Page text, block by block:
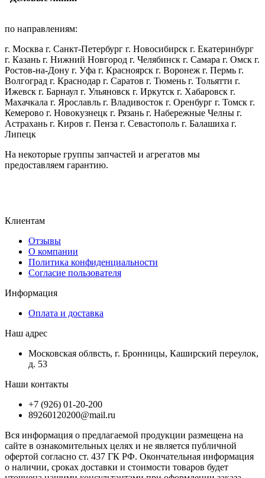
по направлениям:
г. Москва г. Санкт-Петербург г. Новосибирск г. Екатеринбург
г. Казань г. Нижний Новгород г. Челябинск г. Самара г. Омск г.
Ростов-на-Дону г. Уфа г. Красноярск г. Воронеж г. Пермь г.
Волгоград г. Краснодар г. Саратов г. Тюмень г. Тольятти г.
Ижевск г. Барнаул г. Ульяновск г. Иркутск г. Хабаровск г.
Махачкала г. Ярославль г. Владивосток г. Оренбург г. Томск г.
Кемерово г. Новокузнецк г. Рязань г. Набережные Челны г.
Астрахань г. Киров г. Пенза г. Севастополь г. Балашиха г.
Липецк
На некоторые группы запчастей и агрегатов мы
предоставляем гарантию.
Клиентам
Отзывы
О компании
Политика конфиденциальности
Согласие пользователя
Информация
Оплата и доставка
Наш адрес
Московская облвсть, г. Бронницы, Каширский переулок,
д. 53
Наши контакты
+7 (926) 01-20-200
89260120200@mail.ru
Вся информация о предлагаемой продукции размещена на
сайте в ознакомительных целях и не является публичной
офертой согласно ст. 437 ГК РФ. Окончательная информация
о наличии, сроках доставки и стоимости товаров будет